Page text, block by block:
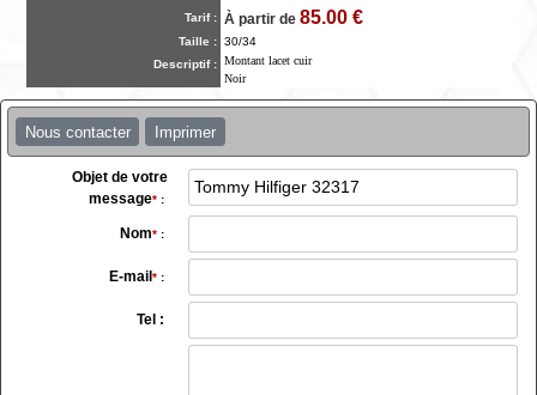
Tarif : À partir de 85.00 €
Taille : 30/34
Descriptif : Montant lacet cuir
Noir
Nous contacter Imprimer
Objet de votre
message*:
Nom*:
E-mail *:
Tel :